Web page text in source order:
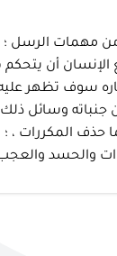
مهمات الرسل ؛
أن يتحكم في
سوف تظهر
جنباته وسائل
المكررات ،
والحسد